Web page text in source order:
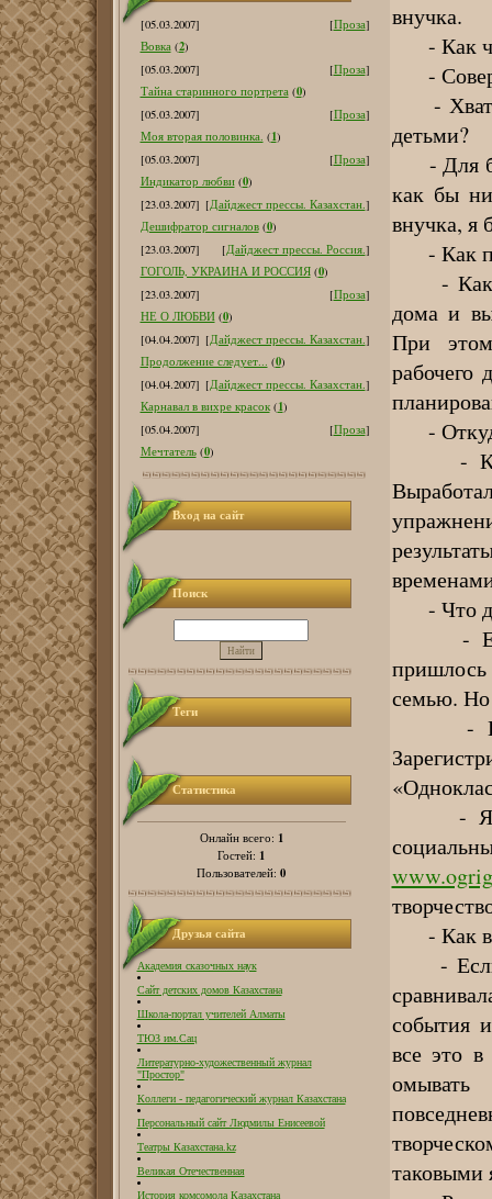
[05.03.2007] [Проза]
Вовка (2)
[05.03.2007]
[Проза]
Тайна старинного портрета (0)
[05.03.2007]
[Проза]
Моя вторая половинка. (1)
[05.03.2007]
[Проза]
Индикатор любви (0)
[23.03.2007] [Дайджест прессы. Казахстан.]
Дешифратор сигналов (0)
[23.03.2007]
[Дайджест прессы. Россия.]
ГОГОЛЬ, УКРАИНА И РОССИЯ (0)
[23.03.2007]
[Проза]
НЕ О ЛЮБВИ (0)
[04.04.2007] [Дайджест прессы. Казахстан.]
Продолжение следует... (0)
[04.04.2007] [Дайджест прессы. Казахстан.]
Карнавал в вихре красок (1)
[05.04.2007]
[Проза]
Мечтатель (0)
Вход на сайт
Поиск
Теги
Статистика
Онлайн всего: 1
Гостей: 1
Пользователей: 0
Друзья сайта
Академия сказочных наук
Сайт детских домов Казахстана
Школа-портал учителей Алматы
ТЮЗ им.Сац
Литературно-художественный журнал
"Простор"
Коллеги - педагогический журнал Казахстана
Персональный сайт Людмилы Енисеевой
Театры Казахстана.kz
Великая Отечественная
История комсомола Казахстана
внучка.
- Как
-
-
детьми?
- Для
как бы
внучка, я
- Как
- Как
дома и
При этом
рабочего
-
-
- Что
- Если
семью. Но
- Вы
- Я
- Как вы
- Если
события
все это
таковыми